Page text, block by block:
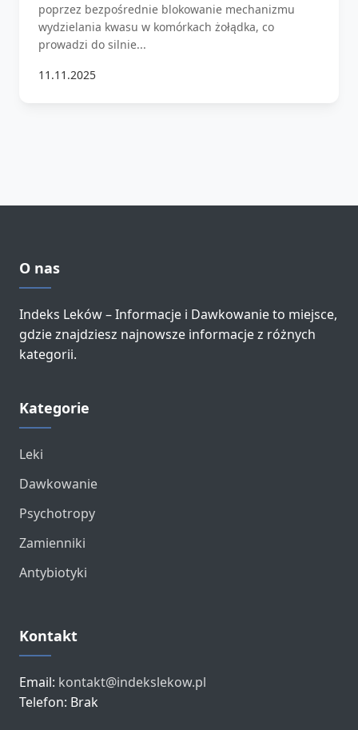
poprzez bezpośrednie blokowanie mechanizmu
wydzielania kwasu w komórkach żołądka, co
prowadzi do silnie...
11.11.2025
O nas
Indeks Leków – Informacje i Dawkowanie to miejsce,
gdzie znajdziesz najnowsze informacje z różnych
kategorii.
Kategorie
Leki
Dawkowanie
Psychotropy
Zamienniki
Antybiotyki
Kontakt
Email: kontakt@indekslekow.pl
Telefon: Brak